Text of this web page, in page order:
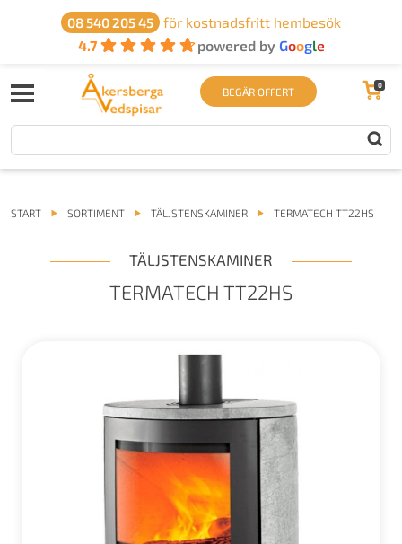
08 540 205 45
för kostnadsfritt hembesök
4.7
powered by Google
BEGÄR OFFERT 0
START SORTIMENT TÄLJSTENSKAMINER TERMATECH TT22HS
TÄLJSTENSKAMINER
TERMATECH TT22HS